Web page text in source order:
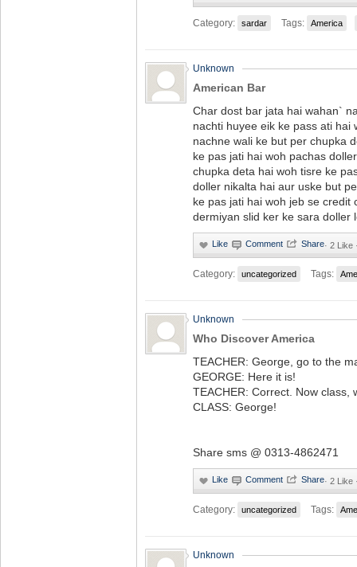
Category: sardar Tags: America
Unknown
American Bar
Char dost bar jata hai wahan`
nachti huyee eik ke pass ati hai
nachne wali ke but per chupka
ke pas jati hai woh pachas
chupka deta hai woh tisre ke
doller nikalta hai aur uske but
ke pas jati hai woh jeb se credit
dermiyan slid ker ke sara doller
· 2 Like
Category: uncategorized Tags:
Unknown
Who Discover America
TEACHER: George, go to the
GEORGE: Here it is!
TEACHER: Correct. Now class,
CLASS: George!
Share sms @ 0313-4862471
· 2 Like
Category: uncategorized Tags:
Unknown